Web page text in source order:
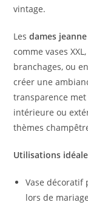
vintage.
Lesdames
comme vases
branchages, ou
créer une
transparence
intérieure ou
thèmes
Utilisations
Vase décoratif
lors de